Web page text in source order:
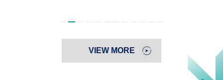
VIEW MORE